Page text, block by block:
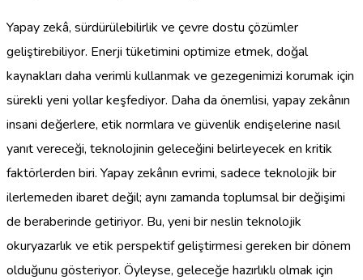
Yapay zekâ, sürdürülebilirlik ve çevre dostu çözümler
geliştirebiliyor. Enerji tüketimini optimize etmek, doğal
kaynakları daha verimli kullanmak ve gezegenimizi korumak için
sürekli yeni yollar keşfediyor. Daha da önemlisi, yapay zekânın
insani değerlere, etik normlara ve güvenlik endişelerine nasıl
yanıt vereceği, teknolojinin geleceğini belirleyecek en kritik
faktörlerden biri. Yapay zekânın evrimi, sadece teknolojik bir
ilerlemeden ibaret değil; aynı zamanda toplumsal bir değişimi
de beraberinde getiriyor. Bu, yeni bir neslin teknolojik
okuryazarlık ve etik perspektif geliştirmesi gereken bir dönem
olduğunu gösteriyor. Öyleyse, geleceğe hazırlıklı olmak için